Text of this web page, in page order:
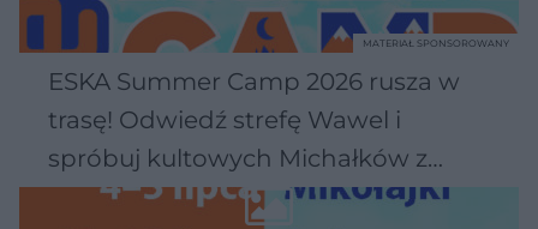
ESKA Summer Camp 2026 rusza w
trasę! Odwiedź strefę Wawel i
spróbuj kultowych Michałków z
Wawelu
MATERIAŁ SPONSOROWANY